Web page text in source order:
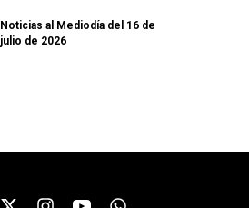
Noticias al Mediodía del 16 de
julio de 2026